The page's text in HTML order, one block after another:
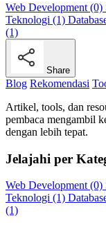
Web Development (0)
Teknologi (1)
(1)
Share
Blog Rekomendasi
Artikel, tools, dan
pembaca mengambil
dengan lebih tepat.
Jelajahi per
Web Development (0)
Teknologi (1)
(1)